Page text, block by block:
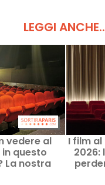
LEGGI
vedere al
questo
La nostra
I film
2026: